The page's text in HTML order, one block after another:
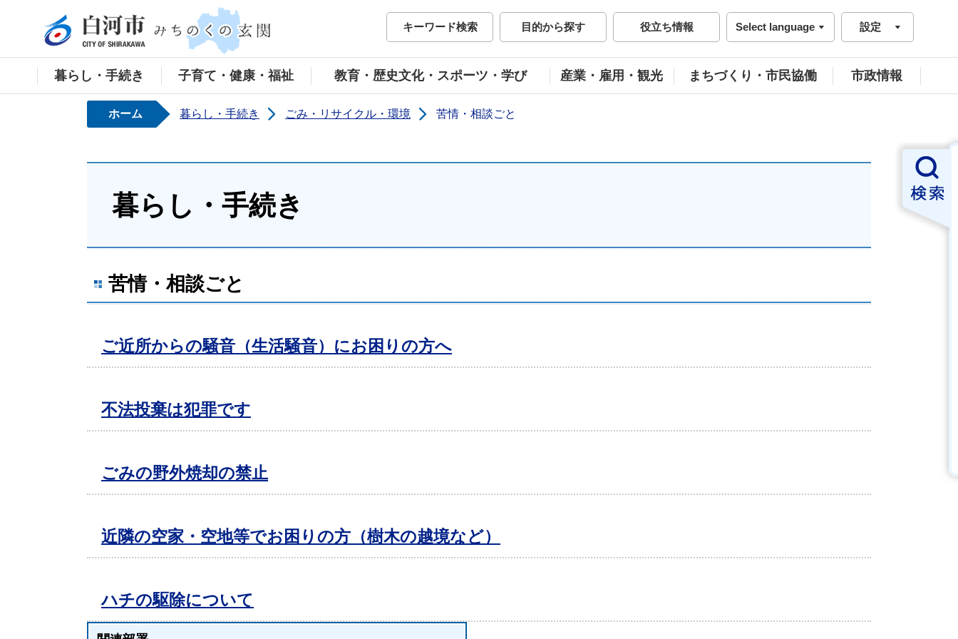
白河市公式ホームページ
キーワード検索
目的から探す 役立ち情報 Select language 設定
暮らし・手続き 子育て・健康・福祉 教育・歴史文化・スポーツ・学び 産業・雇用・観光 まちづくり・市民協働 市政情報
ホーム 暮らし・手続き ごみ・リサイクル・環境 苦情・相談ごと
暮らし・手続き
苦情・相談ごと
ご近所からの騒音（生活騒音）にお困りの方へ
不法投棄は犯罪です
ごみの野外焼却の禁止
近隣の空家・空地等でお困りの方（樹木の越境など）
ハチの駆除について